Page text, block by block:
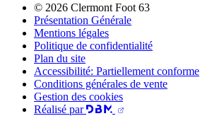
© 2026 Clermont Foot 63
Présentation Générale
Mentions légales
Politique de confidentialité
Plan du site
Accessibilité: Partiellement conforme
Conditions générales de vente
Gestion des cookies
Réalisé par